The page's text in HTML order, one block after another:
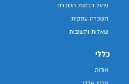
ניהול הזמנת השכרה
השכרה עסקית
שאלות ותשובות
כללי
אודות